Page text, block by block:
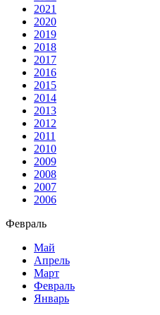
2021
2020
2019
2018
2017
2016
2015
2014
2013
2012
2011
2010
2009
2008
2007
2006
Февраль
Май
Апрель
Март
Февраль
Январь